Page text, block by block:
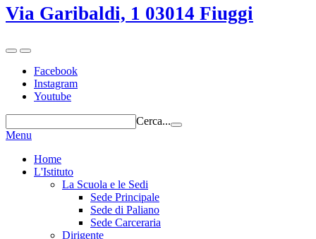
Via Garibaldi, 1 03014 Fiuggi
Facebook
Instagram
Youtube
Cerca...
Menu
Home
L'Istituto
La Scuola e le Sedi
Sede Principale
Sede di Paliano
Sede Carceraria
Dirigente